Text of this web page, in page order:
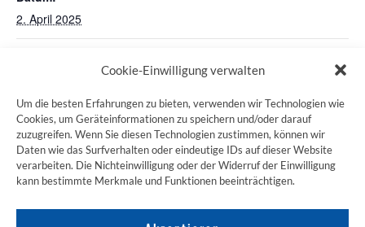
Cookie-Einwilligung verwalten
Um die besten Erfahrungen zu bieten, verwenden wir Technologien wie
Cookies, um Geräteinformationen zu speichern und/oder darauf
zuzugreifen. Wenn Sie diesen Technologien zustimmen, können wir
Daten wie das Surfverhalten oder eindeutige IDs auf dieser Website
verarbeiten. Die Nichteinwilligung oder der Widerruf der Einwilligung
kann bestimmte Merkmale und Funktionen beeinträchtigen.
2. April 2025
Pilgertreff St. Martin in München Andacht Pilgerstammtisch
ZUM JAKOBSWEG SHOP